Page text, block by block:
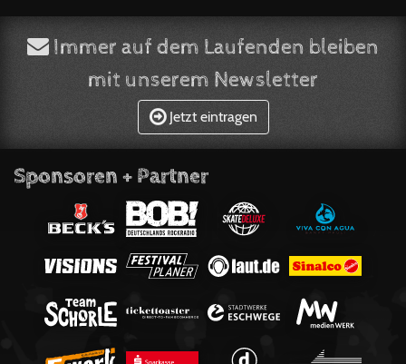
Immer auf dem Laufenden bleiben
mit unserem Newsletter
Jetzt eintragen
Sponsoren + Partner